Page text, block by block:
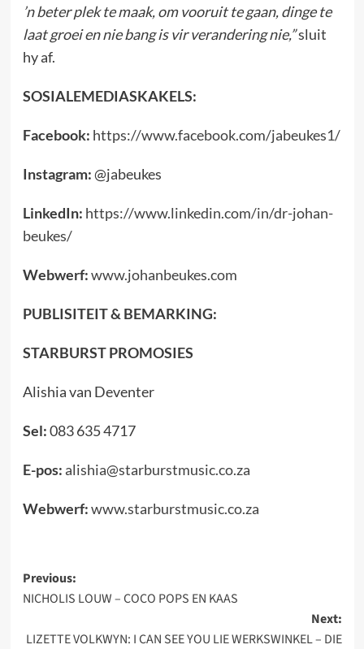
’n beter plek te maak, om vooruit te gaan, dinge te
laat groei en nie bang is vir verandering nie,”sluit
hy af.
SOSIALEMEDIASKAKELS:
Facebook: https://www.facebook.com/jabeukes1/
Instagram:@jabeukes
LinkedIn: https://www.linkedin.com/in/dr-johan-
beukes/
Webwerf:www.johanbeukes.com
PUBLISITEIT & BEMARKING:
STARBURST PROMOSIES
Alishia van Deventer
Sel:083 635 4717
E-pos: alishia@starburstmusic.co.za
Webwerf:www.starburstmusic.co.za
Post
navigation
Previous:
NICHOLIS LOUW – COCO POPS EN KAAS
Next:
LIZETTE VOLKWYN: I CAN SEE YOU LIE WERKSWINKEL – DIE